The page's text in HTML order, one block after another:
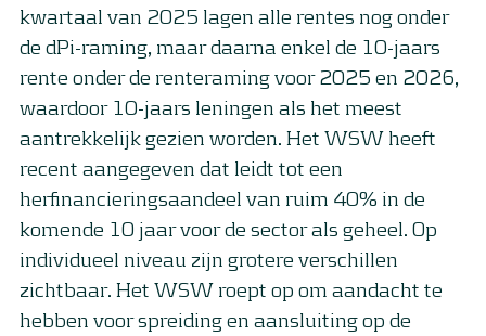
kwartaal van 2025 lagen alle rentes nog onder
de dPi-raming, maar daarna enkel de 10-jaars
rente onder de renteraming voor 2025 en 2026,
waardoor 10-jaars leningen als het meest
aantrekkelijk gezien worden. Het WSW heeft
recent aangegeven dat leidt tot een
herfinancieringsaandeel van ruim 40% in de
komende 10 jaar voor de sector als geheel. Op
individueel niveau zijn grotere verschillen
zichtbaar. Het WSW roept op om aandacht te
hebben voor spreiding en aansluiting op de